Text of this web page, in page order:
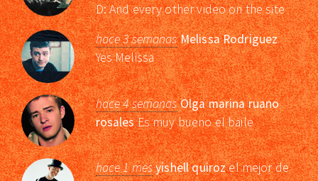
D: And every other video on the site
hace 3 semanasMelissa Rodriguez
Yes Melissa
hace 4 semanasOlga marina ruano
rosalesEs muy bueno el baile
hace 1 mesyishell quirozel mejor de